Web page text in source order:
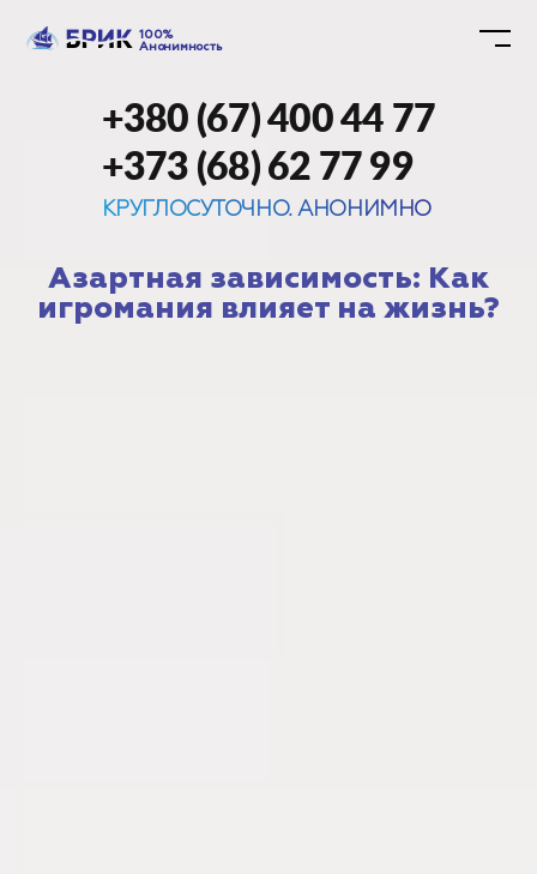
100%
Анонимность
+380 (67) 400 44 77
+373 (68) 62 77 99
КРУГЛОСУТОЧНО. АНОНИМНО
Азартная зависимость: Как
игромания влияет на жизнь?